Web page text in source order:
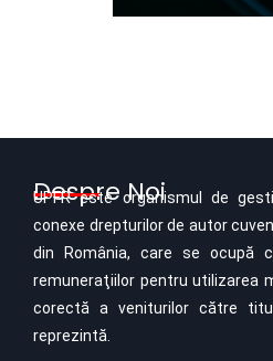
Despre Noi
UPFR este organismul de
conexe drepturilor de autor
din România, care se ocupă
remuneraţiilor pentru utilizarea
corectă a veniturilor către
reprezintă.